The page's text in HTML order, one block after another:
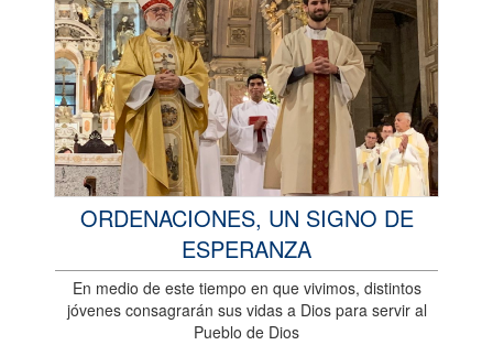
ORDENACIONES, UN SIGNO DE
ESPERANZA
En medio de este tiempo en que vivimos, distintos
jóvenes consagrarán sus vidas a Dios para servir al
Pueblo de Dios